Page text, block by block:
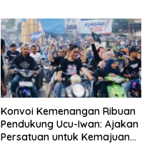
Konvoi Kemenangan Ribuan
Pendukung Ucu-Iwan: Ajakan
Persatuan untuk Kemajuan